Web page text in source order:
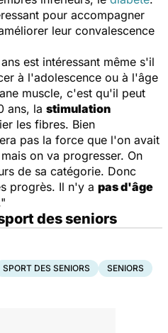
pour accompagner
leur convalescence
est intéressant même s'il
à l'adolescence ou à l'âge
muscle, c'est qu'il peut
ans, la stimulation
les fibres. Bien
pas la force que l'on avait
on va progresser. On
de sa catégorie. Donc
progrès. Il n'y a pas d'âge
des seniors
SPORT DES SENIORS
SENIORS